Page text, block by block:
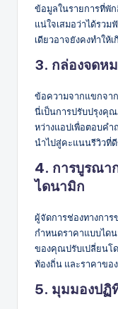
ข้อมูลในรายการที่พั
แน่ใจเสมอว่าได้รวม
เดียวอาจยังคงทำให้
3. กล่องจดห
ข้อความจากแขกจา
นี่เป็นการปรับปรุงคุ
หว่างแอปเพื่อตอบคำ
นำไปสู่คะแนนรีวิวที่
4. การบูรณา
ไดนามิก
ผู้จัดการช่องทางการ
กำหนดราคาแบบได
ของคุณปรับเปลี่ยนโ
ท้องถิ่น และราคาขอ
5. มุมมองปฏิ